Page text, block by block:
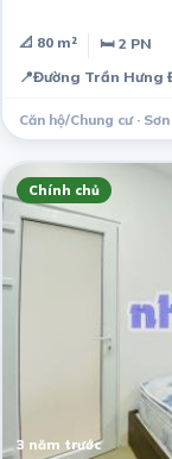
📐 80 m²
🛏 2 PN
📍Đường Trần Hưng
Căn hộ/Chung cư ·
Chính chủ
3 năm trước